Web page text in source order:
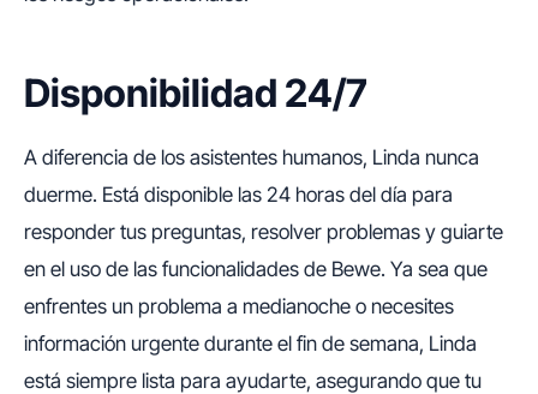
Disponibilidad 24/7
A diferencia de los asistentes humanos, Linda nunca
duerme. Está disponible las 24 horas del día para
responder tus preguntas, resolver problemas y guiarte
en el uso de las funcionalidades de Bewe. Ya sea que
enfrentes un problema a medianoche o necesites
información urgente durante el fin de semana, Linda
está siempre lista para ayudarte, asegurando que tu